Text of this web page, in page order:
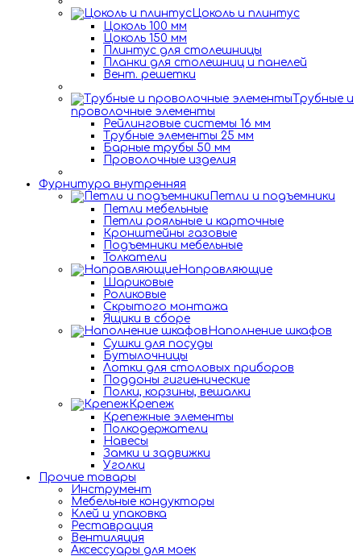
Цоколь и плинтус
Цоколь 100 мм
Цоколь 150 мм
Плинтус для столешницы
Планки для столешниц и панелей
Вент. решетки
Трубные и
проволочные элементы
Рейлинговые системы 16 мм
Трубные элементы 25 мм
Барные трубы 50 мм
Проволочные изделия
Фурнитура внутренняя
Петли и подъемники
Петли мебельные
Петли рояльные и карточные
Кронштейны газовые
Подъемники мебельные
Толкатели
Направляющие
Шариковые
Роликовые
Скрытого монтажа
Ящики в сборе
Наполнение шкафов
Сушки для посуды
Бутылочницы
Лотки для столовых приборов
Поддоны гигиенические
Полки, корзины, вешалки
Крепеж
Крепежные элементы
Полкодержатели
Навесы
Замки и задвижки
Уголки
Прочие товары
Инструмент
Мебельные кондукторы
Клей и упаковка
Реставрация
Вентиляция
Аксессуары для моек